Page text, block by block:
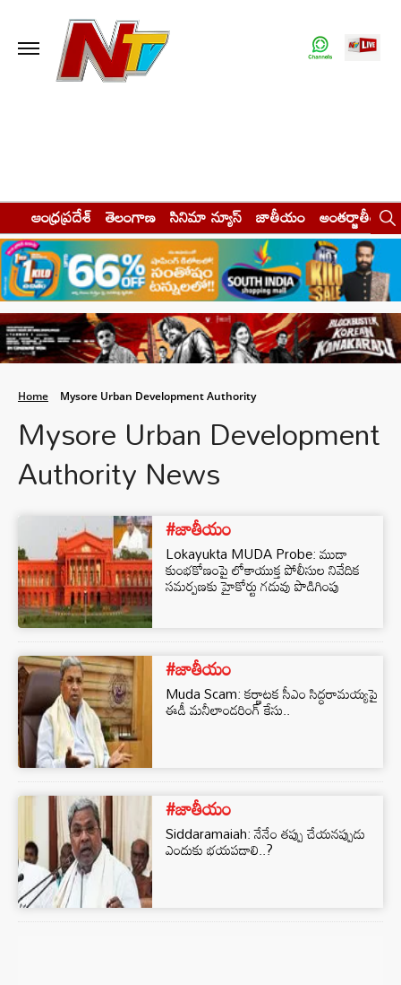
ఆంధ్రప్రదేశ్ తెలంగాణ సినిమా న్యూస్ జాతీయం అంతర్జాతీయం
Home Mysore Urban Development Authority
Mysore Urban Development
Authority News
#జాతీయం
Lokayukta MUDA Probe: ముడా
కుంభకోణంపై లోకాయుక్త పోలీసుల నివేదిక
సమర్పణకు హైకోర్టు గడువు పొడిగింపు
#జాతీయం
Muda Scam: కర్ణాటక సీఎం సిద్ధరామయ్యపై
ఈడీ మనీలాండరింగ్ కేసు..
#జాతీయం
Siddaramaiah: నేనేం తప్పు చేయనప్పుడు
ఎందుకు భయపడాలి..?